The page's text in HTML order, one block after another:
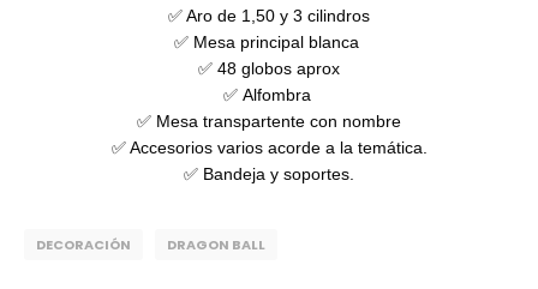
✅ Aro de 1,50 y 3 cilindros
✅ Mesa principal blanca
✅ 48 globos aprox
✅ Alfombra
✅ Mesa transpartente con nombre
✅ Accesorios varios acorde a la temática.
✅ Bandeja y soportes.
DECORACIÓN DRAGON BALL